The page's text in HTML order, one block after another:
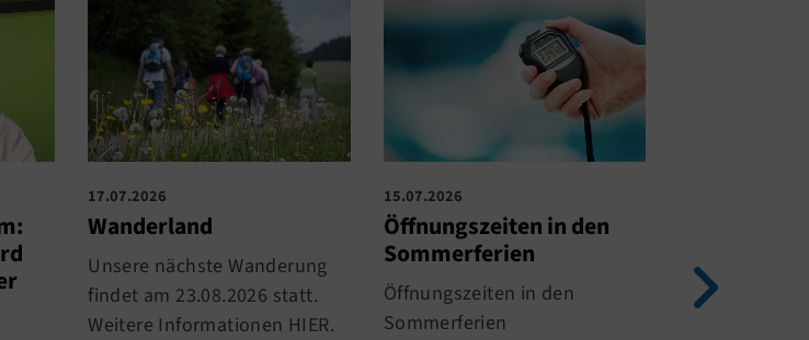
17.07.2026
Wanderland
Unsere nächste Wanderung
findet am 23.08.2026 statt.
Weitere Informationen HIER.
15.07.2026
Öffnungszeiten in den
Sommerferien
Öffnungszeiten in den
Sommerferien
Am